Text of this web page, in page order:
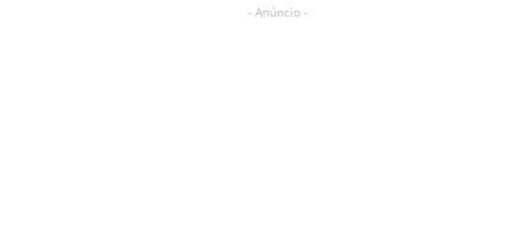
- Anúncio -